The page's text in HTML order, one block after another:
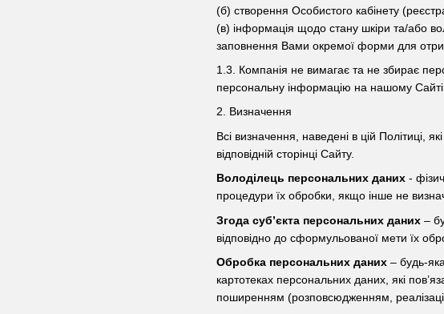
(б) створення Особистого кабінету
(в) інформація щодо стану шкіри та/або
заповнення Вами окремої форми для
1.3. Компанія не вимагає та не збирає
персональну інформацію на нашому Сайті.
2. Визначення
Всі визначення, наведені в цій Політиці,
відповідній сторінці Сайту.
Володілець персональних даних -
процедури їх обробки, якщо інше не
Згода суб’єкта персональних даних –
відповідно до сформульованої мети їх
Обробка персональних даних – будь-
картотеках персональних даних, які
поширенням (розповсюдженням,